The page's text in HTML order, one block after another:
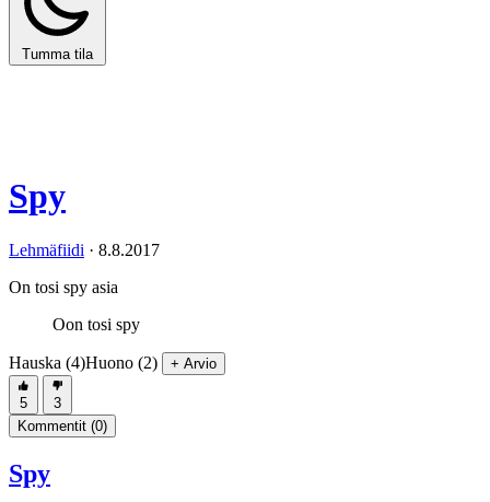
Tumma tila
Spy
Lehmäfiidi · 8.8.2017
On tosi spy asia
Oon tosi spy
Hauska (4)Huono (2) + Arvio
5
3
Kommentit (0)
Spy